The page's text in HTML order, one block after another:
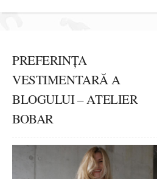
PREFERINȚA
VESTIMENTARĂ A
BLOGULUI – ATELIER
BOBAR